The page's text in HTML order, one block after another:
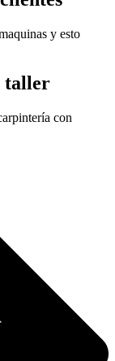
y esto
taller
con